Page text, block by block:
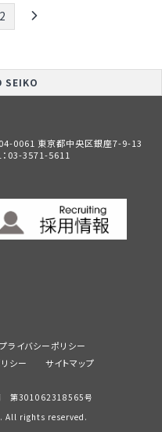
2
SEIKO
0061 東京都中央区銀座7-9-13
03-3571-5611
プライバシーポリシー
シー
サイトマップ
第301062318565号
All rights reserved.